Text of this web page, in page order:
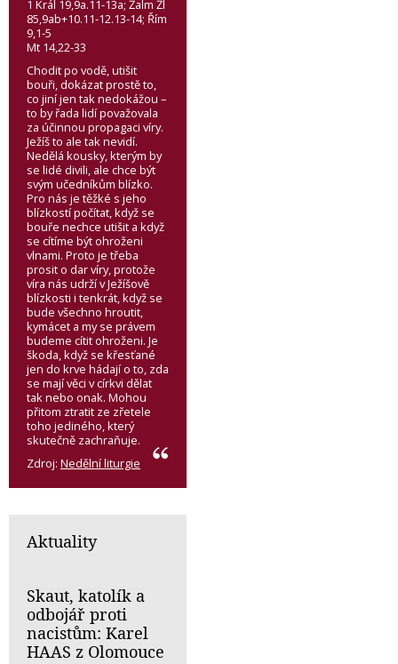
1 Král 19,9a.11-13a; Žalm Žl
85,9ab+10.11-12.13-14; Řím
9,1-5
Mt 14,22-33
Chodit po vodě, utišit
bouři, dokázat prostě to,
co jiní jen tak nedokážou –
to by řada lidí považovala
za účinnou propagaci víry.
Ježíš to ale tak nevidí.
Nedělá kousky, kterým by
se lidé divili, ale chce být
svým učedníkům blízko.
Pro nás je těžké s jeho
blízkostí počítat, když se
bouře nechce utišit a když
se cítíme být ohroženi
vlnami. Proto je třeba
prosit o dar víry, protože
víra nás udrží v Ježíšově
blízkosti i tenkrát, když se
bude všechno hroutit,
kymácet a my se právem
budeme cítit ohroženi. Je
škoda, když se křesťané
jen do krve hádají o to, zda
se mají věci v církvi dělat
tak nebo onak. Mohou
přitom ztratit ze zřetele
toho jediného, který
skutečně zachraňuje.
Zdroj: Nedělní liturgie
Aktuality
Skaut, katolík a
odbojář proti
nacistům: Karel
HAAS z Olomouce